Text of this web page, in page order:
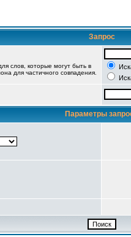
Запрос
слов, которые могут быть в
для частичного совпадения.
Параметры